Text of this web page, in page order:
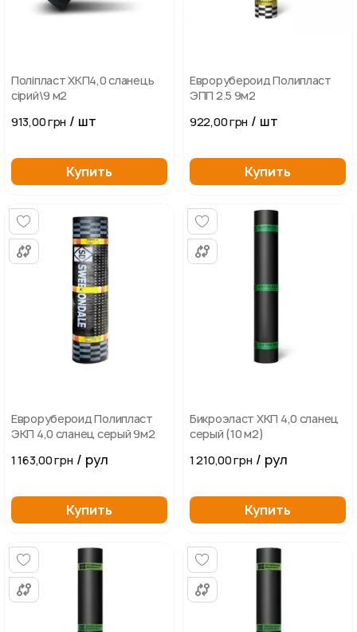
Поліпласт ХКП4,0 сланець
сірий\9 м2
913,00 грн / шт
Купить
Еврорубероид Полипласт
ЭПП 2.5 9м2
922,00 грн / шт
Купить
Еврорубероид Полипласт
ЭКП 4,0 сланец серый 9м2
1 163,00 грн / рул
Купить
Бикроэласт ХКП 4,0 сланец
серый (10 м2)
1 210,00 грн / рул
Купить